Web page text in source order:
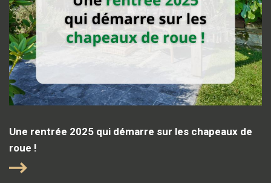
Une rentrée 2025 qui démarre sur les chapeaux de
roue !